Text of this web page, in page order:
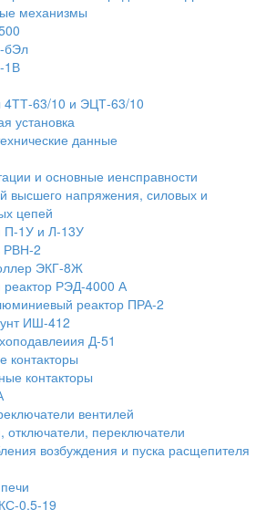
механизмы
бЭл
1В
4ТТ-63/10 и ЭЦТ-63/10
установка
данные
и основные иенсправности
высшего напряжения, силовых и
цепей
П-1У и Л-13У
РВН-2
ЭКГ-8Ж
РЭД-4000 А
реактор ПРА-2
ИШ-412
Д-51
контакторы
контакторы
вентилей
отключатели, переключатели
возбуждения и пуска расщепителя
0,5-19